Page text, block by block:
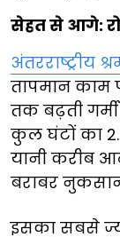
सेहत से आगे:
अंतरराष्ट्रीय
तापमान काम
तक बढ़ती
कुल घंटों का
यानी करीब
बराबर नुकसान
इसका सबसे